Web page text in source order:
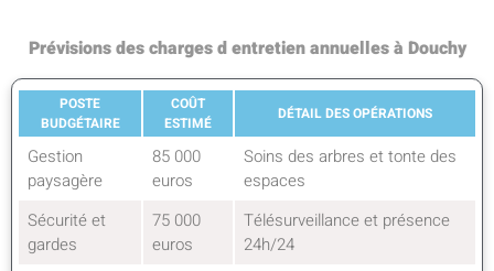
Prévisions des charges d entretien annuelles à Douchy
POSTE
BUDGÉTAIRE
COÛT
ESTIMÉ
DÉTAIL DES OPÉRATIONS
Gestion
paysagère
85 000
euros
Soins des arbres et tonte des
espaces
Sécurité et
gardes
75 000
euros
Télésurveillance et présence
24h/24